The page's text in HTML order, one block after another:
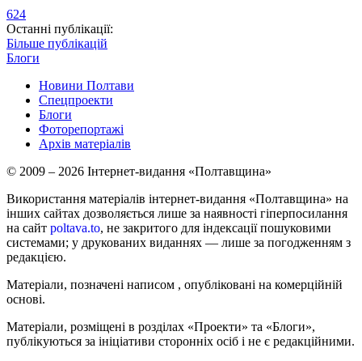
624
Останні публікації:
Більше публікацій
Блоги
Новини Полтави
Спецпроекти
Блоги
Фоторепортажі
Архів матеріалів
© 2009 – 2026 Інтернет-видання «Полтавщина»
Використання матеріалів інтернет-видання «Полтавщина» на
інших сайтах дозволяється лише за наявності гіперпосилання
на сайт poltava.to, не закритого для індексації пошуковими
системами; у друкованих виданнях — лише за погодженням з
редакцією.
Матеріали, позначені написом , опубліковані на комерційній
основі.
Матеріали, розміщені в розділах «Проекти» та «Блоги»,
публікуються за ініціативи сторонніх осіб і не є редакційними.